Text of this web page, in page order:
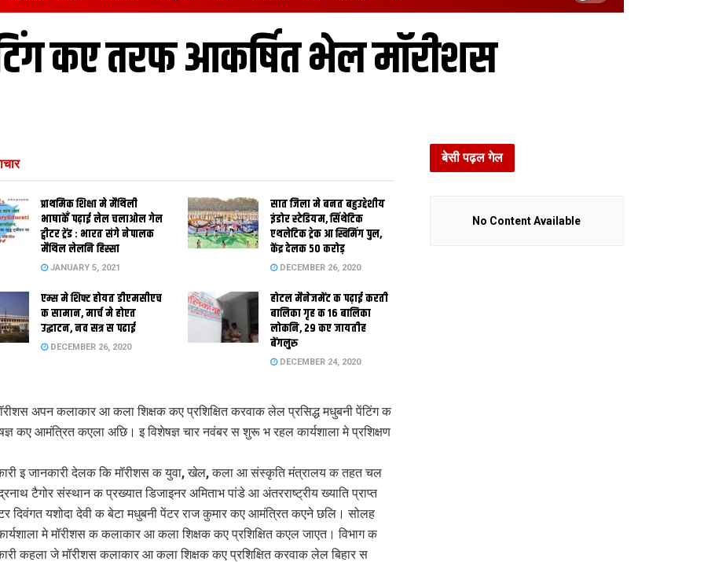
कए तरफ आकर्षित भेल मॉरीशस
प्राथमिक शि‍क्षा मे मैथि‍ली
भाषाकेँ पढ़ाई लेल चलाओल गेल
ट्वीटर ट्रेंड : भारत संगे नेपालक
मैथिल लेलनि हिस्सा
JANUARY 5, 2021
सात जिला मे बनत बहुउद्देशीय
इंडोर स्‍टेडि‍यम, सिंथेटिक
एथलेटिक ट्रेक आ स्विमिंग पुल,
केंद्र देलक 50 करोड़
DECEMBER 26, 2020
एम्स मे शिफ्ट होयत डीएमसीएच
क सामान, मार्च मे होएत
उद्घाटन, नव सत्र स पढाई
DECEMBER 26, 2020
होटल मैनेजमेंट क पढ़ाई करती
बालिका गृह क 16 बालिका
लोकनि, 29 कए जायतीह
बेंगलुरु
DECEMBER 24, 2020
अपन कलाकार आ कला शिक्षक कए प्रशिक्षित करवाक लेल प्रसिद्ध मधुबनी पेंटिंग क
कए आमंत्रित कएला अछि। इ विशेषज्ञ चार नवंबर स शुरू भ रहल कार्यशाला मे प्रशिक्षण
इ जानकारी देलक कि मॉरीशस क युवा, खेल, कला आ संस्कृति मंत्रालय क तहत चल
टैगोर संस्थान क प्रख्यात डिजाइनर अमिताभ पांडे आ अंतरराष्ट्रीय ख्याति प्राप्त
दिवंगत यशोदा देवी क बेटा मधुबनी पेंटर राज कुमार कए आमंत्रित कएने छलि। सोलह
मे मॉरीशस क कलाकार आ कला शिक्षक कए प्रशिक्षित कएल जाएत। विभाग क
कहला जे मॉरीशस कलाकार आ कला शिक्षक कए प्रशिक्षित करवाक लेल बिहार स
बेसी पढ़ल गेल
No Content Available